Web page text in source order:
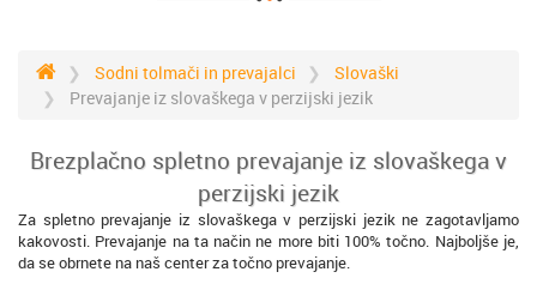
Sodni tolmači in prevajalci
Slovaški
Prevajanje iz slovaškega v perzijski jezik
Brezplačno spletno prevajanje iz slovaškega v
perzijski jezik
Za spletno prevajanje iz slovaškega v perzijski jezik ne zagotavljamo
kakovosti. Prevajanje na ta način ne more biti 100% točno. Najboljše je,
da se obrnete na naš center za točno prevajanje.